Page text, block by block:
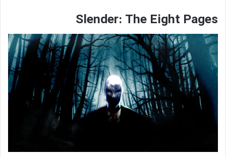
Slender: The Eight Pages